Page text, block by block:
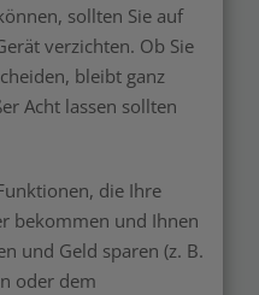
sollten Sie auf
verzichten. Ob Sie
bleibt ganz
Acht lassen sollten
die Ihre
bekommen und Ihnen
und Geld sparen (z. B.
oder dem